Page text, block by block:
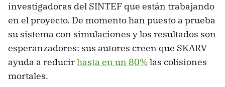
investigadoras del SINTEF que están trabajando
en el proyecto. De momento han puesto a prueba
su sistema con simulaciones y los resultados son
esperanzadores: sus autores creen que SKARV
ayuda a reducirhasta en un 80%las colisiones
mortales.